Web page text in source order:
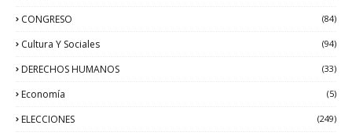
CONGRESO (84)
Cultura Y Sociales (94)
DERECHOS HUMANOS (33)
Economía (5)
ELECCIONES (249)